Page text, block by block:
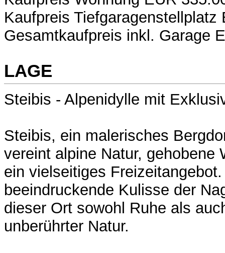
Kaufpreis Tiefgaragenstellplatz
Gesamtkaufpreis inkl. Garage
LAGE
Steibis - Alpenidylle mit
Steibis, ein malerisches
vereint alpine Natur, gehobene
ein vielseitiges
beeindruckende Kulisse der
dieser Ort sowohl Ruhe als
unberührter Natur.